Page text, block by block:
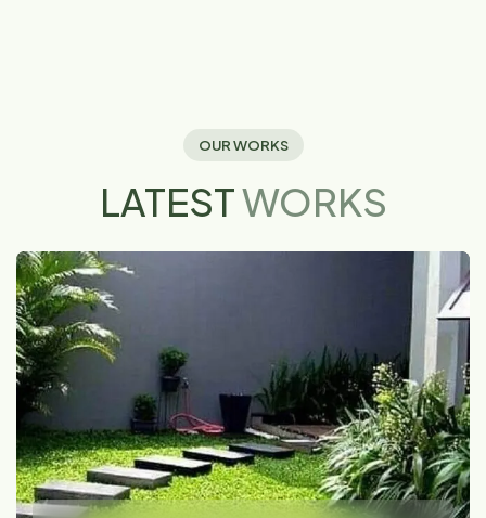
OUR WORKS
LATESTWORKS